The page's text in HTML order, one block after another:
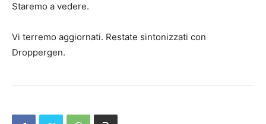
Staremo a vedere.
Vi terremo aggiornati. Restate sintonizzati con
Droppergen.